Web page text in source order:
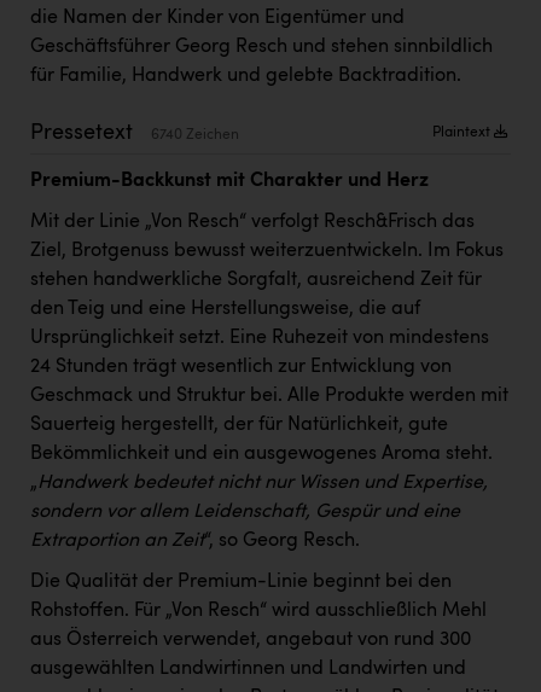
Passage Linz
PEZ
Resch&Frisch
RUBBLE MASTER
Ruderclub Wels
SCRI - Salzburg Cancer Research Institute
SCHMACHTL GmbH
Schwingshandl - automation technology gmbh
Seher + Partner
TCL
die Namen der Kinder von Eigentümer und
Geschäftsführer Georg Resch und stehen sinnbildlich
für Familie, Handwerk und gelebte Backtradition.
Pressetext 6740 Zeichen Plaintext
Premium-Backkunst mit Charakter und Herz
Mit der Linie „Von Resch“ verfolgt Resch&Frisch das
Ziel, Brotgenuss bewusst weiterzuentwickeln. Im Fokus
stehen handwerkliche Sorgfalt, ausreichend Zeit für
den Teig und eine Herstellungsweise, die auf
Ursprünglichkeit setzt. Eine Ruhezeit von mindestens
24 Stunden trägt wesentlich zur Entwicklung von
Geschmack und Struktur bei. Alle Produkte werden mit
Sauerteig hergestellt, der für Natürlichkeit, gute
Bekömmlichkeit und ein ausgewogenes Aroma steht.
„Handwerk bedeutet nicht nur Wissen und Expertise,
sondern vor allem Leidenschaft, Gespür und eine
Extraportion an Zeit“, so Georg Resch.
Die Qualität der Premium-Linie beginnt bei den
Rohstoffen. Für „Von Resch“ wird ausschließlich Mehl
aus Österreich verwendet, angebaut von rund 300
ausgewählten Landwirtinnen und Landwirten und